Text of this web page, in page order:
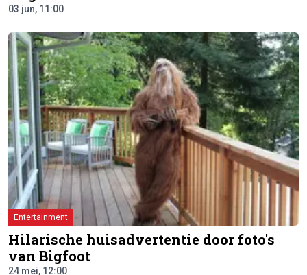
03 jun, 11:00
Entertainment
Hilarische huisadvertentie door foto's
van Bigfoot
24 mei, 12:00